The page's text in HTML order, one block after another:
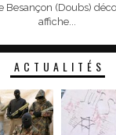
Besançon (Doubs)
affiche...
ACTUALITÉS